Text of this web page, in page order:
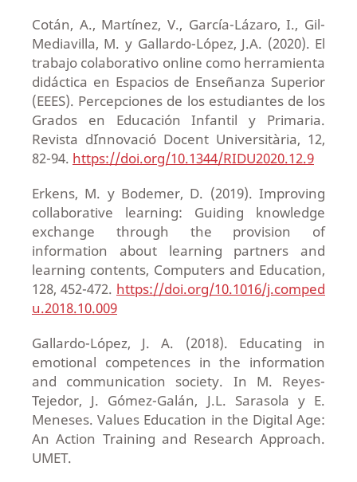
Cotán, A., Martínez, V., García-Lázaro, I., Gil-
Mediavilla, M. y Gallardo-López, J.A. (2020). El
trabajo colaborativo online como herramienta
didáctica en Espacios de Enseñanza Superior
(EEES). Percepciones de los estudiantes de los
Grados en Educación Infantil y Primaria.
Revista d´Innovació Docent Universitària, 12,
82-94. https://doi.org/10.1344/RIDU2020.12.9
Erkens, M. y Bodemer, D. (2019). Improving
collaborative learning: Guiding knowledge
exchange through the provision of
information about learning partners and
learning contents, Computers and Education,
128, 452-472. https://doi.org/10.1016/j.comped
u.2018.10.009
Gallardo-López, J. A. (2018). Educating in
emotional competences in the information
and communication society. In M. Reyes-
Tejedor, J. Gómez-Galán, J.L. Sarasola y E.
Meneses. Values Education in the Digital Age:
An Action Training and Research Approach.
UMET.